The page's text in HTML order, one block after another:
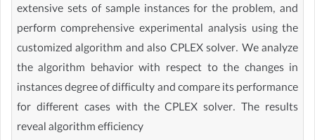
extensive sets of sample instances for the problem, and
perform comprehensive experimental analysis using the
customized algorithm and also CPLEX solver. We analyze
the algorithm behavior with respect to the changes in
instances degree of difficulty and compare its performance
for different cases with the CPLEX solver. The results
reveal algorithm efficiency